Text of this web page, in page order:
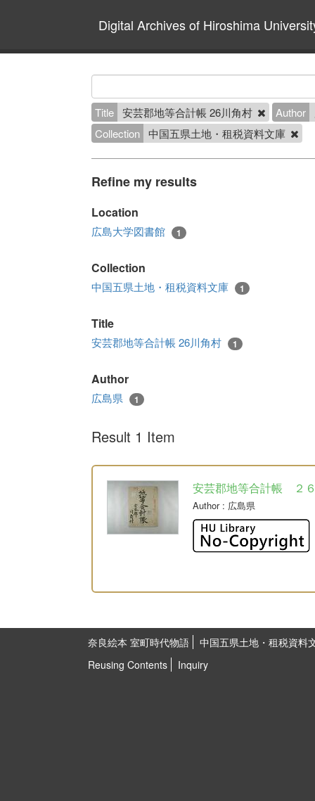
Digital Archives of Hiroshima
Title 安芸郡地等合計帳 26川角村 Author
Collection 中国五県土地・租税資料文庫
Refine my results
Location
広島大学図書館 1
Collection
中国五県土地・租税資料文庫 1
Title
安芸郡地等合計帳 26川角村 1
Author
広島県 1
Result 1 Item
安芸郡地等合計帳 ２
Author: 広島県
奈良絵本 室町時代物語
中国五県土地・租税資料
Reusing Contents
Inquiry